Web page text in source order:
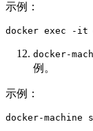
示例：
docker exec -it
docker-
例。
示例：
docker-